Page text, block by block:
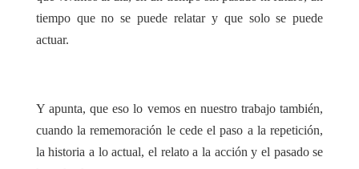
tiempo que no se puede relatar y que solo se puede
actuar.
Y apunta, que eso lo vemos en nuestro trabajo también,
cuando la rememoración le cede el paso a la repetición,
la historia a lo actual, el relato a la acción y el pasado se